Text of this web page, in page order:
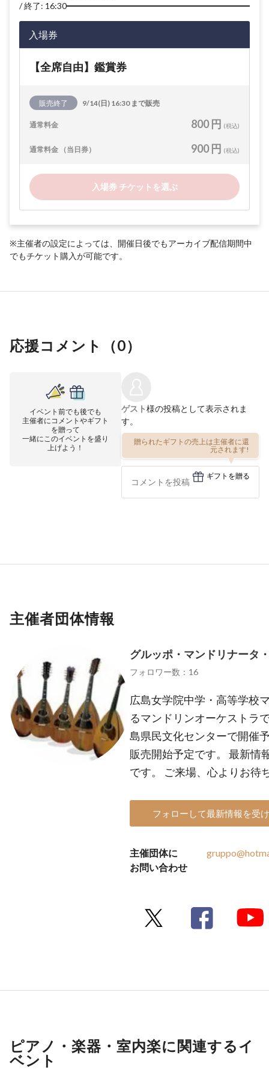
終了: 16:30
入場券
【全席自由】鑑賞券
販売終了 9/14(日) 16:30 まで販売
通常料金 800 円 (税込)
通常料金 （当日券） 900 円 (税込)
入場券 チケットを選ぶ
※主催者の設定によっては、開催日後でもアーカイブ配信期間中
でもチケット購入が可能です。
応援コメント（0）
イベント前でも後でも
主催者にコメントやギフト
を贈って
一緒にこのイベントを盛り
上げよう！
ゲスト様の投稿として表示されま
す。
贈られたギフトの売上は主催者に還
元されます!
ギフトを贈る
主催者団体情報
グルッポ・マンドリナータ
フォロワー数：16
広島女学院中学・高等学校
るマンドリンオーケストラ
島県民文化センターで開催
販売開始予定です。 最新情
です。 ご来場、心よりお待
フォローして最新情報を受
主催団体に
お問い合わせ
ピアノ・楽器・室内楽に関連するイ
ベント